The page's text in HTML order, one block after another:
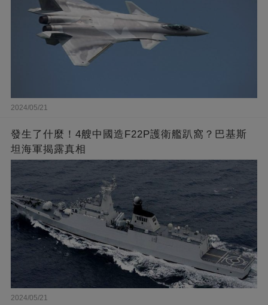
2024/05/21
發生了什麼！4艘中國造F22P護衛艦趴窩？巴基斯
坦海軍揭露真相
2024/05/21